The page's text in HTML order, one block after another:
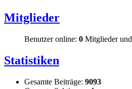
Mitglieder
Benutzer online: 0 Mitglieder und
Statistiken
Gesamte Beiträge: 9093